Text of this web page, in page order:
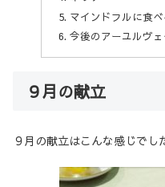
マインドフルに食
今後のアーユルヴ
９月の献立
９月の献立はこんな感じでし